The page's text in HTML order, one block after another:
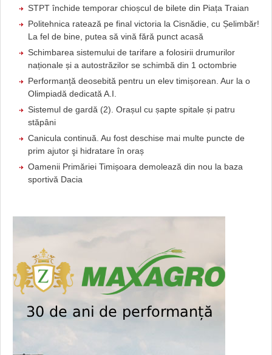
STPT închide temporar chioșcul de bilete din Piața Traian
Politehnica ratează pe final victoria la Cisnădie, cu Șelimbăr!
La fel de bine, putea să vină fără punct acasă
Schimbarea sistemului de tarifare a folosirii drumurilor
naționale și a autostrăzilor se schimbă din 1 octombrie
Performanță deosebită pentru un elev timișorean. Aur la o
Olimpiadă dedicată A.I.
Sistemul de gardă (2). Orașul cu șapte spitale și patru
stăpâni
Canicula continuă. Au fost deschise mai multe puncte de
prim ajutor şi hidratare în oraș
Oamenii Primăriei Timișoara demolează din nou la baza
sportivă Dacia